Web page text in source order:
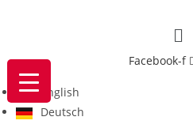
Facebook-f
English
Deutsch